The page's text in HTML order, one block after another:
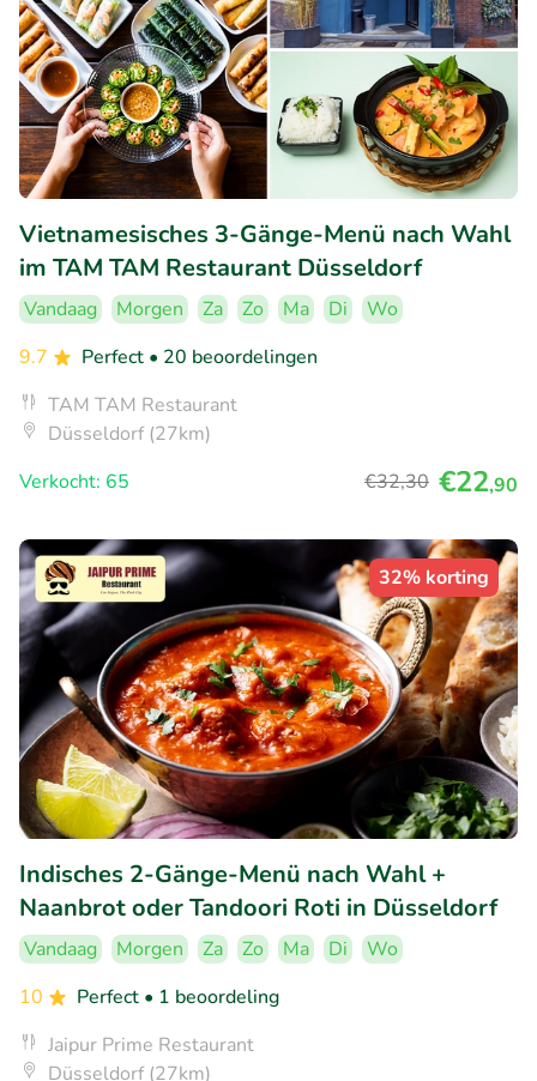
Vietnamesisches 3-Gänge-Menü nach Wahl
im TAM TAM Restaurant Düsseldorf
Vandaag Morgen Za Zo Ma Di
Wo
9.7
Perfect • 20 beoordelingen
TAM TAM Restaurant
Düsseldorf (27km)
Verkocht: 65
€32,30 €22,90
32% korting
Indisches 2-Gänge-Menü nach Wahl +
Naanbrot oder Tandoori Roti in Düsseldorf
Vandaag Morgen Za Zo Ma Di
Wo
10
Perfect • 1 beoordeling
Jaipur Prime Restaurant
Düsseldorf (27km)